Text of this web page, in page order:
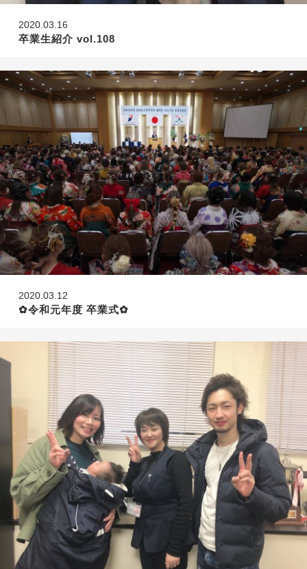
2020.03.16
卒業生紹介 vol.108
2020.03.12
✿︎令和元年度 卒業式✿︎